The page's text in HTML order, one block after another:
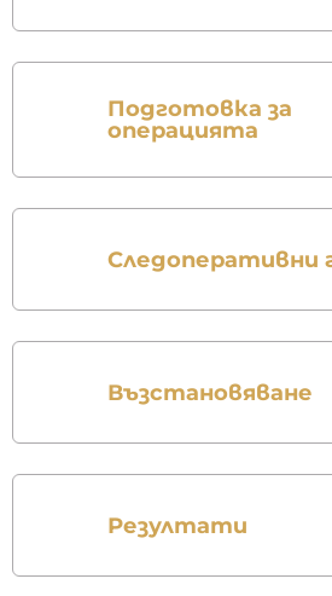
Подготовка за
операцията
Следоперативни
Възстановяване
Резултати